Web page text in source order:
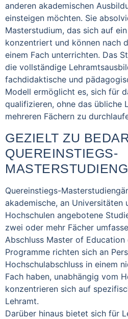
anderen akademischen
einsteigen möchten. Sie
Masterstudium, das sich auf
konzentriert und können nach
einem Fach unterrichten. Das
die vollständige
fachdidaktische und
Modell ermöglicht es, sich für
qualifizieren, ohne das übliche
mehreren Fächern zu
GEZIELT ZU
QUEREINSTIEGS-
Quereinstiegs-
akademische, an Universitäten
Hochschulen angebotene
zwei oder mehr Fächer
Abschluss Master of Education
Programme richten sich an
Hochschulabschluss in einem
Fach haben, unabhängig vom
konzentrieren sich auf
Lehramt.
Darüber hinaus bietet sich für